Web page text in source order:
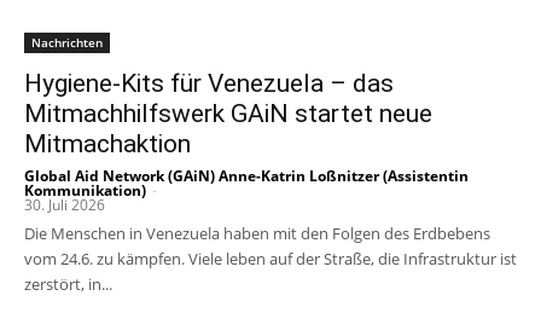
Nachrichten
Hygiene-Kits für Venezuela – das
Mitmachhilfswerk GAiN startet neue
Mitmachaktion
Global Aid Network (GAiN) Anne-Katrin Loßnitzer (Assistentin
Kommunikation) -
30. Juli 2026
Die Menschen in Venezuela haben mit den Folgen des Erdbebens
vom 24.6. zu kämpfen. Viele leben auf der Straße, die Infrastruktur ist
zerstört, in...